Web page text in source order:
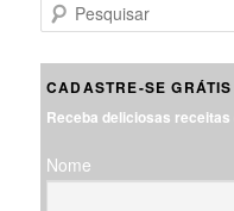
e
u
a
CADASTRE-SE GRÁTIS
Receba deliciosas
Nome